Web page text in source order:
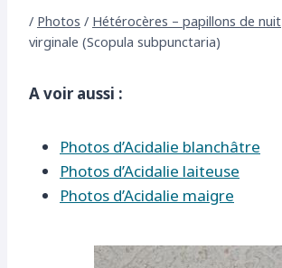
/ Photos / Hétérocères – papillons de nuit
virginale (Scopula subpunctaria)
A voir aussi :
Photos d’Acidalie blanchâtre
Photos d’Acidalie laiteuse
Photos d’Acidalie maigre